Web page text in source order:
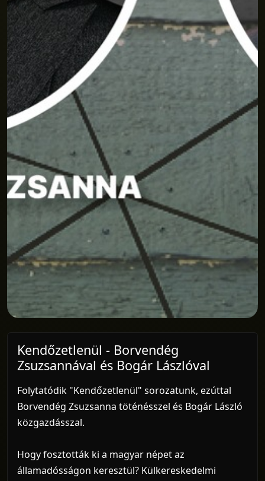
Kendőzetlenül - Borvendég
Zsuzsannával és Bogár Lászlóval
Folytatódik "Kendőzetlenül" sorozatunk, ezúttal
Borvendég Zsuzsanna töténésszel és Bogár László
közgazdásszal.
Hogy fosztották ki a magyar népet az
államadósságon keresztül? Külkereskedelmi